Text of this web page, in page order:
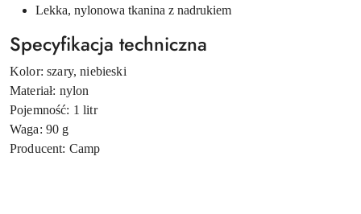
Lekka, nylonowa tkanina z nadrukiem
Specyfikacja techniczna
Kolor: szary, niebieski
Materiał: nylon
Pojemność: 1 litr
Waga: 90 g
Producent: Camp